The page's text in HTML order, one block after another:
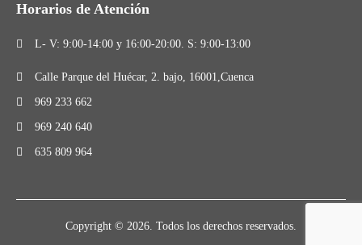
Horarios de Atención
L- V: 9:00-14:00 y 16:00-20:00. S: 9:00-13:00
Calle Parque del Huécar, 2. bajo, 16001,Cuenca
969 233 662
969 240 640
635 809 964
Copyright © 2026. Todos los derechos reservados.